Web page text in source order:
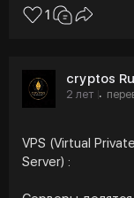
(например,
Браузерные
традиционных
одним кликом
Это снижает
1
cryptos
2 лет ·
VPS (Virtual
Server) :